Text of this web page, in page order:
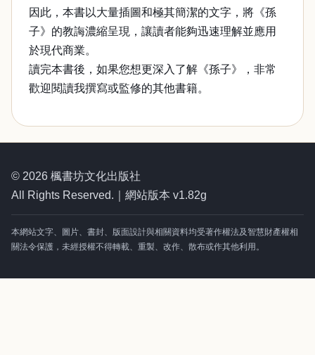
因此，本書以大量插圖和極其簡潔的文字，將《孫
子》的教誨濃縮呈現，讓讀者能夠迅速理解並應用
於現代商業。
讀完本書後，如果您想更深入了解《孫子》，非常
歡迎閱讀我撰寫或監修的其他書籍。
© 2026 楓書坊文化出版社
All Rights Reserved.｜網站版本 v1.82g
本網站文字、圖片、書封、版面設計與相關資料均受著作權法及智慧財產權相
關法令保護，未經授權不得轉載、重製、改作、散布或作其他利用。